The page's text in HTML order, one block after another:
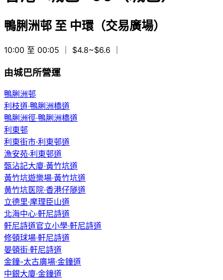
鴨脷洲邨 至 中環（交易廣場）
10:00 至 00:05 ｜ $4.8~$6.6
由城巴所營運
鴨脷洲邨
利枝道·鴨脷洲橋道
鴨脷洲徑·鴨脷洲橋道
利東邨
利東街市·利東邨道
漁安苑·利東邨道
甄沾記大廈·黃竹坑道
黃竹坑遊樂場·黃竹坑道
黄竹坑医院·香港仔隧道
立德里·摩理臣山道
北海中心·軒尼詩道
軒尼詩道官立小學·軒尼詩道
修頓球場·軒尼詩道
晏頓街·軒尼詩道
金鐘-太古廣場·金鐘道
中銀大廈·金鐘道